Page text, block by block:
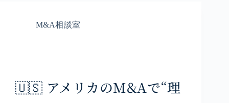
M&A相談室
🇺🇸 アメリカのM&Aで“理